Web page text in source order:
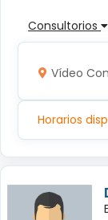
Consultorios
Vídeo
Horarios